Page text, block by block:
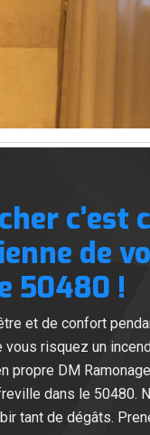
c’est
de
50480 !
et de confort
risquez un
DM
dans le 50480.
tant de dégâts.